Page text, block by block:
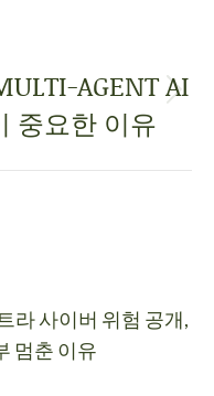
AGENT AI
중요한 이유
라 사이버 위험 공개,
멈춘 이유